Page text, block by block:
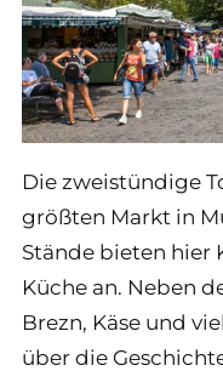
Die zweistündige
größten Markt in
Stände bieten hier
Küche an. Neben
Brezn, Käse und
über die